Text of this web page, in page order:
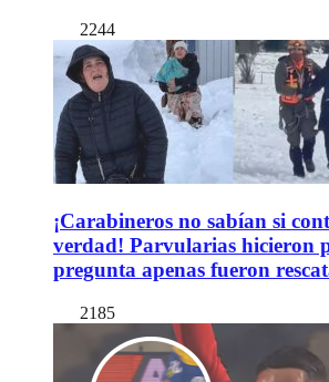
2244
¡Carabineros no sabían si
verdad! Parvularias hicieron
pregunta apenas fueron
2185